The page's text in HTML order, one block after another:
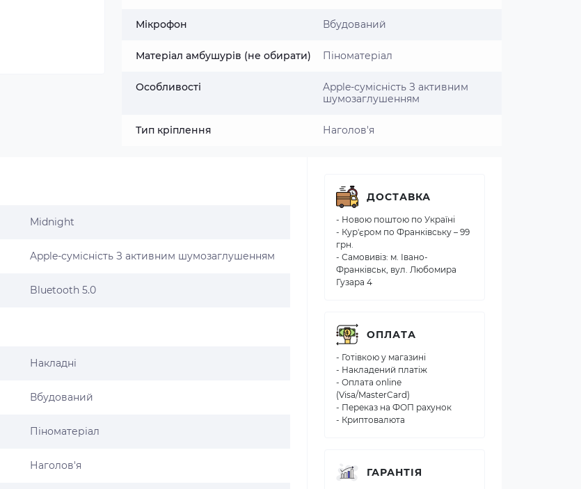
Мікрофон Вбудований
Матеріал амбушурів (не обирати) Піноматеріал
Особливості
Apple-сумісність З активним
шумозаглушенням
Тип кріплення Наголов'я
Midnight
Apple-сумісність З активним шумозаглушенням
Bluetooth 5.0
Накладні
Вбудований
Піноматеріал
Наголов'я
ДОСТАВКА
- Новою поштою по Україні
- Кур'єром по Франківську – 99
грн.
- Самовивіз: м. Івано-
Франківськ, вул. Любомира
Гузара 4
ОПЛАТА
- Готівкою у магазині
- Накладений платіж
- Оплата online
(Visa/MasterCard)
- Переказ на ФОП рахунок
- Криптовалюта
ГАРАНТІЯ